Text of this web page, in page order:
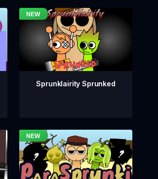
Sprunklairity Sprunked